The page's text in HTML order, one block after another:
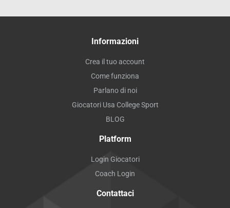
Informazioni
Crea il tuo account
Come funziona
Parlano di noi
Giocatori Usa College Sport
BLOG
Platform
Login Giocatori
Coach Login
Contattaci